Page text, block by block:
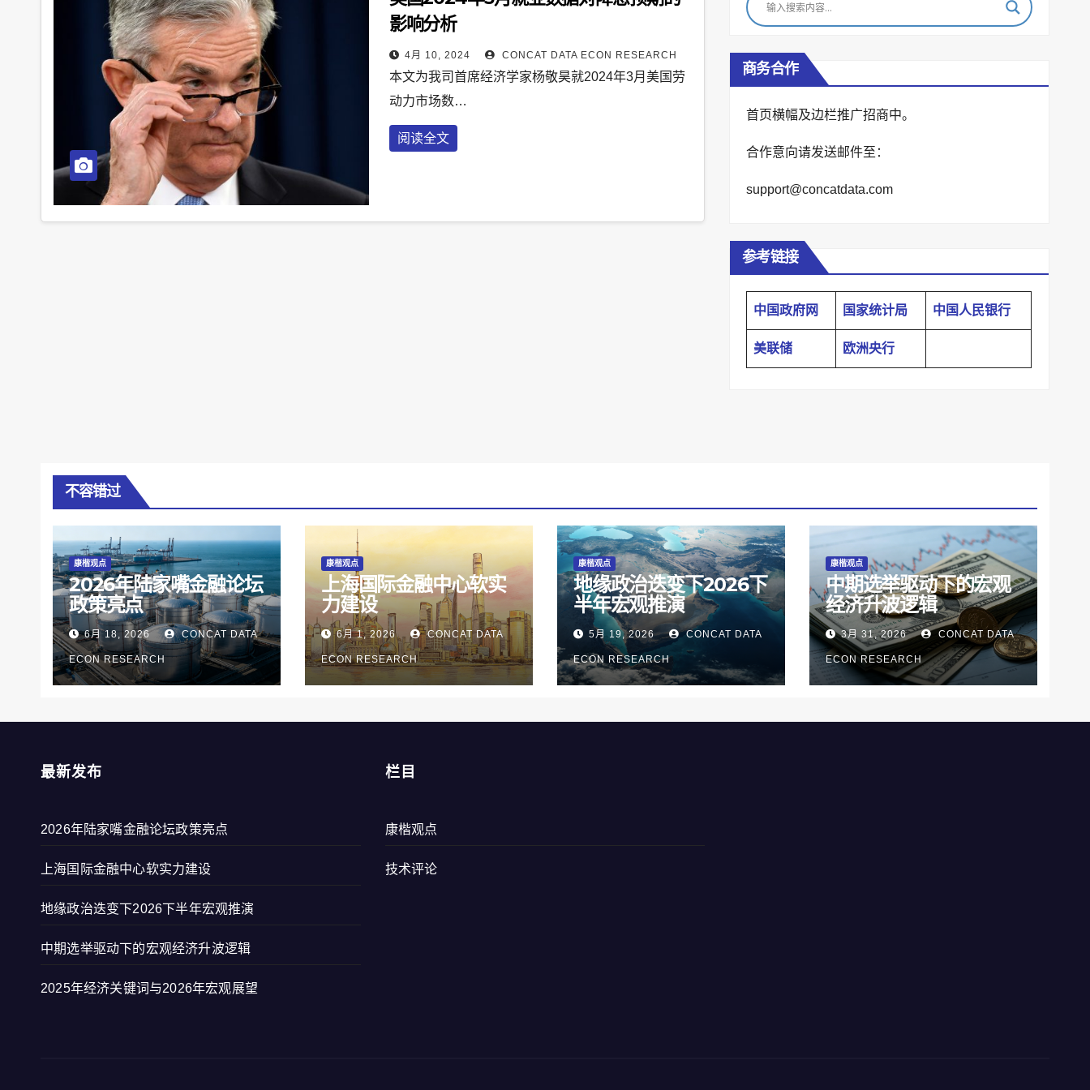
影响分析
4月 10, 2024 CONCAT DATA ECON RESEARCH
本文为我司首席经济学家杨敬昊就2024年3月美国劳
动力市场数…
阅读全文
商务合作
首页横幅及边栏推广招商中。
合作意向请发送邮件至：
support@concatdata.com
参考链接
中国政府网 国家统计局 中国人民银行
美联储 欧洲央行
不容错过
康楷观点
2026年陆家嘴金融论坛
政策亮点
6月 18, 2026 CONCAT DATA
ECON RESEARCH
康楷观点
上海国际金融中心软实
力建设
6月 1, 2026 CONCAT DATA
ECON RESEARCH
康楷观点
地缘政治迭变下2026下
半年宏观推演
5月 19, 2026 CONCAT DATA
ECON RESEARCH
康楷观点
中期选举驱动下的宏观
经济升波逻辑
3月 31, 2026 CONCAT DATA
ECON RESEARCH
最新发布
2026年陆家嘴金融论坛政策亮点
上海国际金融中心软实力建设
地缘政治迭变下2026下半年宏观推演
中期选举驱动下的宏观经济升波逻辑
2025年经济关键词与2026年宏观展望
栏目
康楷观点
技术评论